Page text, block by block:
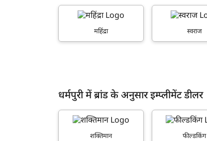
महिंद्रा स्वराज
धर्मपुरी में ब्रांड के अनुसार इम्प्लीमेंट डीलर
शक्तिमान फील्डकिंग